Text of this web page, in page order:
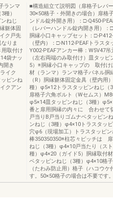
ランマ
種）
ねじ
躯体固
ク戸先
りま
取付け
袋ナッ
開き
イク
ピンね
クアン
■構造組立て説明図（扉格子レバ
30×50格子・外開きの場合）扉格
ンドル錠外開き用）：□-Q450-
（レバーハンドル錠内開き用）：
胴縁小口キャップセット：□-
（壁内）：□-N112-PEAFトラス
Y002-PEAFアンカー棒：W5V47
（左右両端のみ取付け）皿タッ
5）※胴縁小口キャップの 取付け
材（ランマ）ランマ格子パネル胴
（R）胴縁躯体固定金具（壁内用
種）φ5×12トラスタッピンねじ（
扉格子六角ボルト（Wセムス）
φ5×14皿タッピンねじ（3種）
番と扉用胴縁の内々に 合わせて
戸当りB戸当りゴムナベタッピン
ンねじ（3種）φ4×10トラスタッ
穴φ6（現場加工）トラスタッピ
棒350350350※柱芯々ピッチは
ねじ（3種）φ4×10戸当たり（ス
種）φ4×20（ガイド5）胴縁取付
ベタッピンねじ（3種）φ4×10格
（たわみ防止用）格子（ハコウ
す。50×50格子の場合は不要です